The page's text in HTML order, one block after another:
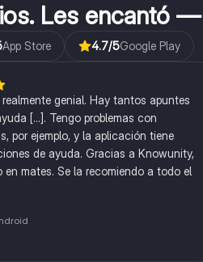
Les encantó —
App Store 4.7/5Google Play
genial. Hay tantos apuntes
[...]. Tengo problemas con
por ejemplo, y la aplicación tiene
de ayuda. Gracias a Knowunity,
en mates. Se la recomiendo a todo el